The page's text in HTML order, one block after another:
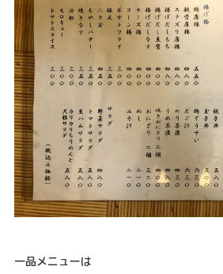
一品メニューは